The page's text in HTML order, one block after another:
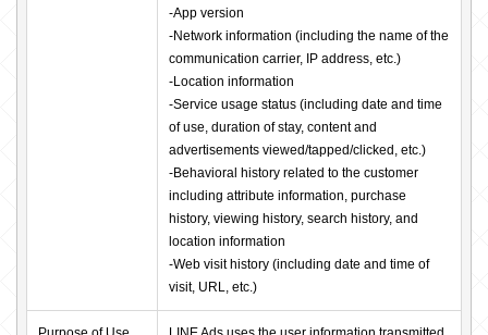
-App version
-Network information (including the name of the
communication carrier, IP address, etc.)
-Location information
-Service usage status (including date and time
of use, duration of stay, content and
advertisements viewed/tapped/clicked, etc.)
-Behavioral history related to the customer
including attribute information, purchase
history, viewing history, search history, and
location information
-Web visit history (including date and time of
visit, URL, etc.)